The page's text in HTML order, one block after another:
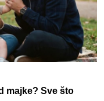
majke? Sve što